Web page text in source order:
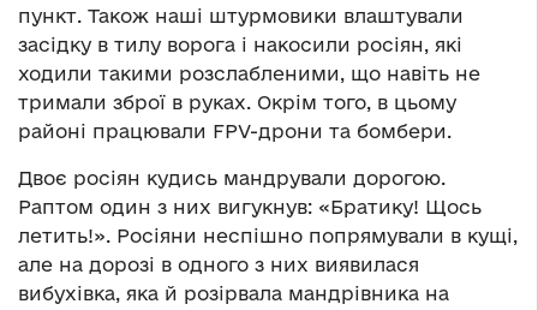
пункт. Також наші штурмовики влаштували
засідку в тилу ворога і накосили росіян, які
ходили такими розслабленими, що навіть не
тримали зброї в руках. Окрім того, в цьому
районі працювали FPV-дрони та бомбери.
Двоє росіян кудись мандрували дорогою.
Раптом один з них вигукнув: «Братику! Щось
летить!». Росіяни неспішно попрямували в кущі,
але на дорозі в одного з них виявилася
вибухівка, яка й розірвала мандрівника на